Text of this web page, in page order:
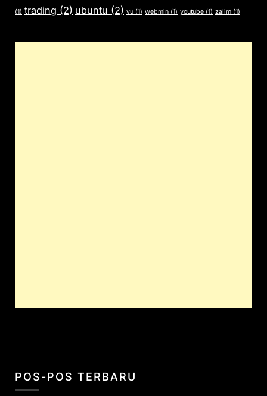
(1) trading (2) ubuntu (2) vu (1) webmin (1) youtube (1) zalim (1)
POS-POS TERBARU